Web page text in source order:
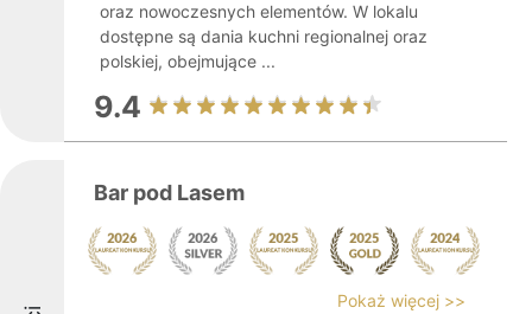
oraz nowoczesnych elementów. W lokalu
dostępne są dania kuchni regionalnej oraz
polskiej, obejmujące ...
9.4
Bar pod Lasem
Pokaż więcej >>